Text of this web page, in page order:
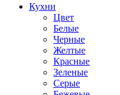
Кухни
Цвет
Белые
Черные
Желтые
Красные
Зеленые
Серые